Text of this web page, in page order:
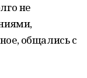
не
общались с